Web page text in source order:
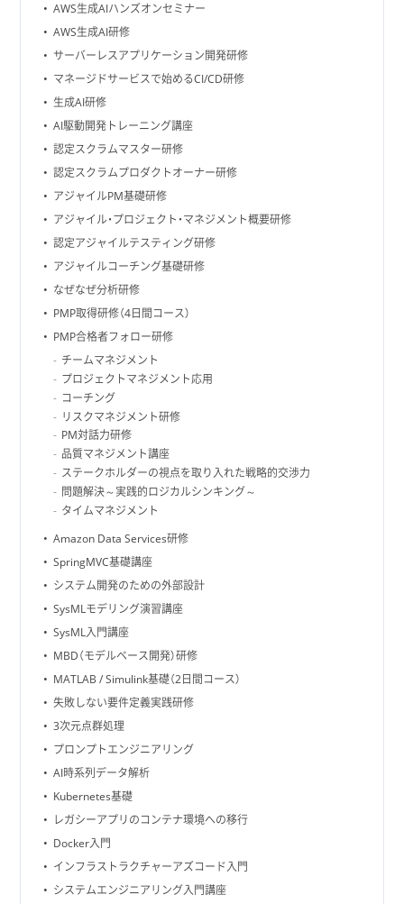
AWS生成AIハンズオンセミナー
AWS生成AI研修
サーバーレスアプリケーション開発研修
マネージドサービスで始めるCI/CD研修
生成AI研修
AI駆動開発トレーニング講座
認定スクラムマスター研修
認定スクラムプロダクトオーナー研修
アジャイルPM基礎研修
アジャイル・プロジェクト・マネジメント概要研修
認定アジャイルテスティング研修
アジャイルコーチング基礎研修
なぜなぜ分析研修
PMP取得研修（4日間コース）
PMP合格者フォロー研修
チームマネジメント
プロジェクトマネジメント応用
コーチング
リスクマネジメント研修
PM対話力研修
品質マネジメント講座
ステークホルダーの視点を取り入れた戦略的交渉力
問題解決～実践的ロジカルシンキング～
タイムマネジメント
Amazon Data Services研修
SpringMVC基礎講座
システム開発のための外部設計
SysMLモデリング演習講座
SysML入門講座
MBD（モデルベース開発）研修
MATLAB / Simulink基礎（2日間コース）
失敗しない要件定義実践研修
3次元点群処理
プロンプトエンジニアリング
AI時系列データ解析
Kubernetes基礎
レガシーアプリのコンテナ環境への移行
Docker入門
インフラストラクチャーアズコード入門
システムエンジニアリング入門講座